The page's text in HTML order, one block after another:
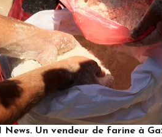
News. Un vendeur de farine à